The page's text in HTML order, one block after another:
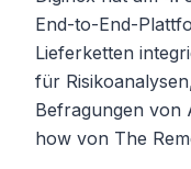
End-to-End-
Lieferketten
für
Befragungen von
how von The